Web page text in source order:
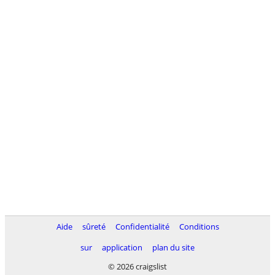
Aide sûreté Confidentialité
Conditions
sur
application
plan du site
© 2026 craigslist